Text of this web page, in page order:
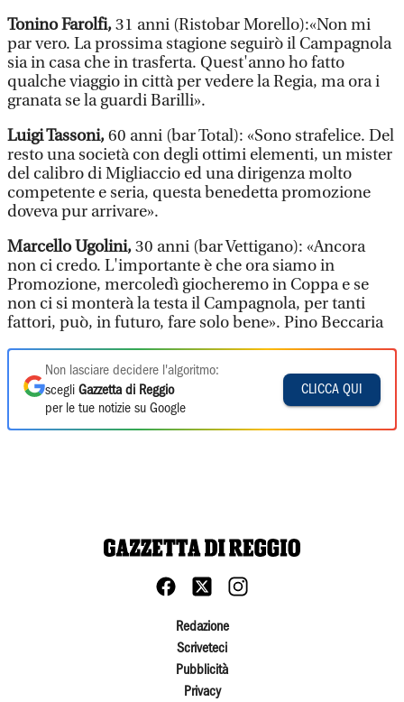
Tonino Farolfi,31 anni (Ristobar Morello):«Non mi
par vero. La prossima stagione seguirò il Campagnola
sia in casa che in trasferta. Quest'anno ho fatto
qualche viaggio in città per vedere la Regia, ma ora i
granata se la guardi Barilli».
Luigi Tassoni,60 anni (bar Total): «Sono strafelice. Del
resto una società con degli ottimi elementi, un mister
del calibro di Migliaccio ed una dirigenza molto
competente e seria, questa benedetta promozione
doveva pur arrivare».
Marcello Ugolini,30 anni (bar Vettigano): «Ancora
non ci credo. L'importante è che ora siamo in
Promozione, mercoledì giocheremo in Coppa e se
non ci si monterà la testa il Campagnola, per tanti
fattori, può, in futuro, fare solo bene». Pino Beccaria
Non lasciare decidere l'algoritmo:
scegli Gazzetta di Reggio
per le tue notizie su Google
CLICCA QUI
Redazione
Scriveteci
Pubblicità
Privacy